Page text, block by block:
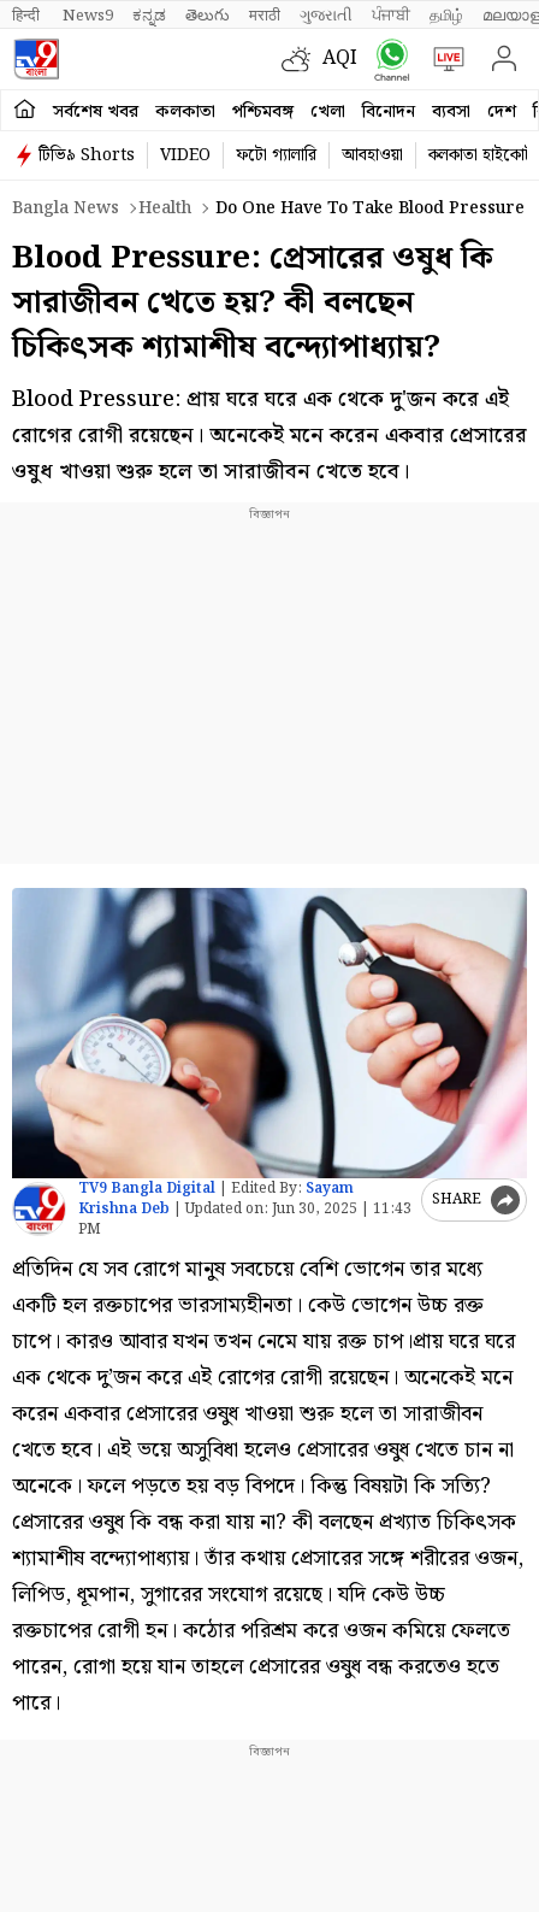
हिन्दी News9 ಕನ್ನಡ తెలుగు मराठी ગુજરાતી ਪੰਜਾਬੀ தமிழ்
AQI
সর্বশেষ খবর কলকাতা পশ্চিমবঙ্গ খেলা বিনোদন ব্যবসা দেশ
টিভি৯ Shorts VIDEO ফটো গ্যালারি আবহাওয়া
কলকাতা হাইকোর্ট
Bangla News
Health Do One Have To Take Blood
Blood Pressure: প্রেসারের ওষুধ কি
সারাজীবন খেতে হয়? কী বলছেন
চিকিৎসক শ্যামাশীষ বন্দ্যোপাধ্যায়?
Blood Pressure: প্রায় ঘরে ঘরে এক থেকে দু'জন করে এই
রোগের রোগী রয়েছেন। অনেকেই মনে করেন একবার প্রেসারের
ওষুধ খাওয়া শুরু হলে তা সারাজীবন খেতে হবে।
TV9 Bangla Digital | Edited By: Sayam
Krishna Deb |Updated on: Jun 30, 2025 | 11:43
PM
SHARE
প্রতিদিন যে সব রোগে মানুষ সবচেয়ে বেশি ভোগেন তার মধ্যে
একটি হল রক্তচাপের ভারসাম্যহীনতা। কেউ ভোগেন উচ্চ রক্ত
চাপে। কারও আবার যখন তখন নেমে যায় রক্ত চাপ।প্রায় ঘরে ঘরে
এক থেকে দু’জন করে এই রোগের রোগী রয়েছেন। অনেকেই মনে
করেন একবার প্রেসারের ওষুধ খাওয়া শুরু হলে তা সারাজীবন
খেতে হবে। এই ভয়ে অসুবিধা হলেও প্রেসারের ওষুধ খেতে চান না
অনেকে। ফলে পড়তে হয় বড় বিপদে। কিন্তু বিষয়টা কি সত্যি?
প্রেসারের ওষুধ কি বন্ধ করা যায় না? কী বলছেন প্রখ্যাত চিকিৎসক
শ্যামাশীষ বন্দ্যোপাধ্যায়। তাঁর কথায় প্রেসারের সঙ্গে শরীরের ওজন,
লিপিড, ধূমপান, সুগারের সংযোগ রয়েছে। যদি কেউ উচ্চ
রক্তচাপের রোগী হন। কঠোর পরিশ্রম করে ওজন কমিয়ে ফেলতে
পারেন, রোগা হয়ে যান তাহলে প্রেসারের ওষুধ বন্ধ করতেও হতে
পারে।